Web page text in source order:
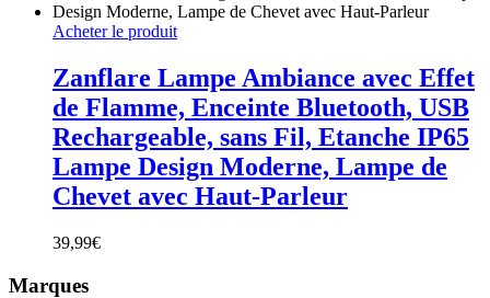
Acheter le produit
Zanflare Lampe Ambiance avec Effet
de Flamme, Enceinte Bluetooth, USB
Rechargeable, sans Fil, Etanche IP65
Lampe Design Moderne, Lampe de
Chevet avec Haut-Parleur
39,99€
Marques